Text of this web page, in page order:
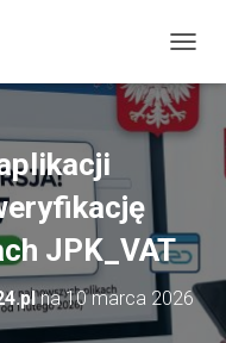
R
Z
E
N
A
W
I
JPK_VAT
na10 marca 2026